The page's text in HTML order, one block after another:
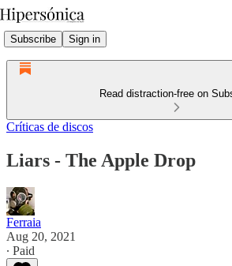
Subscribe Sign in
Read distraction-free on
Críticas de discos
Liars - The Apple Drop
Ferraia
Aug 20, 2021
∙ Paid